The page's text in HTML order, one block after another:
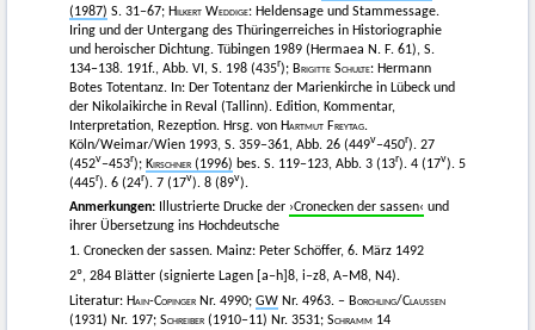
(1987) S. 31–67; Hilkert Weddige: Heldensage und Stammessage.
Iring und der Untergang des Thüringerreiches in Historiographie
und heroischer Dichtung. Tübingen 1989 (Hermaea N. F. 61), S.
134–138. 191f., Abb. VI, S. 198 (435r); Brigitte Schulte: Hermann
Botes Totentanz. In: Der Totentanz der Marienkirche in Lübeck und
der Nikolaikirche in Reval (Tallinn). Edition, Kommentar,
Interpretation, Rezeption. Hrsg. von Hartmut Freytag.
Köln/Weimar/Wien 1993, S. 359–361, Abb. 26 (449v–450r). 27
(452v–453r); Kirschner (1996) bes. S. 119–123, Abb. 3 (13r). 4 (17v). 5
(445r). 6 (24r). 7 (17v). 8 (89v).
Anmerkungen:
Illustrierte Drucke der ›Cronecken der sassen‹ und
ihrer Übersetzung ins Hochdeutsche
1. Cronecken der sassen. Mainz: Peter Schöffer, 6. März 1492
2º, 284 Blätter (signierte Lagen [a–h]8, i–z8, A–M8, N4).
Literatur: Hain-Copinger Nr. 4990; GW Nr. 4963. – Borchling/Claussen
(1931) Nr. 197; Schreiber (1910–11) Nr. 3531; Schramm 14